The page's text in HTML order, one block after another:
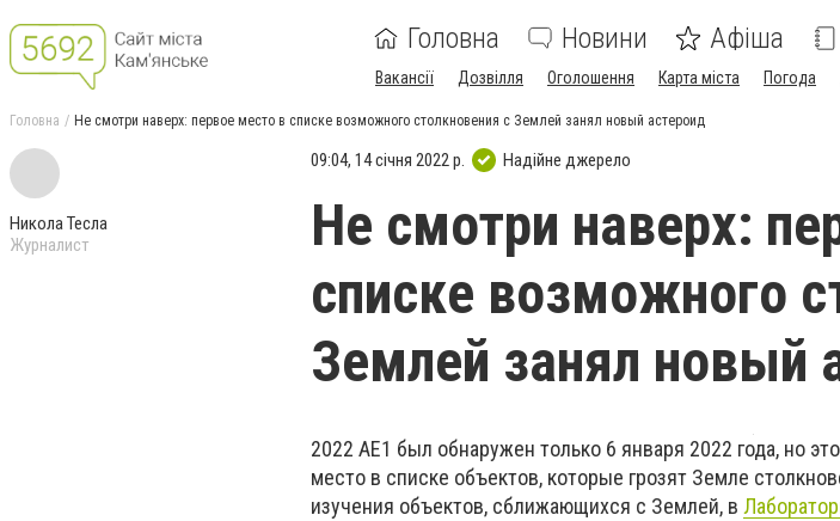
Головна Новини Афіша
Вакансії Дозвілля Оголошення Карта міста Погода
Головна Не смотри наверх: первое место в списке возможного столкновения с Землей занял новый астероид
Никола Тесла
Журналист
09:04, 14 січня 2022 р. Надійне джерело
Не смотри наверх:
списке возможного
Землей занял новый
2022 AE1 был обнаружен только 6 января 2022 года, но
место в списке объектов, которые грозят Земле
изучения объектов, сближающихся с Землей, в